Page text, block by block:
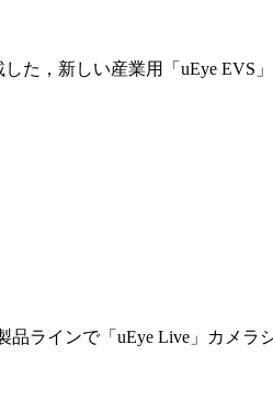
た，新しい産業用「uEye
品ラインで「uEye Live」カメ